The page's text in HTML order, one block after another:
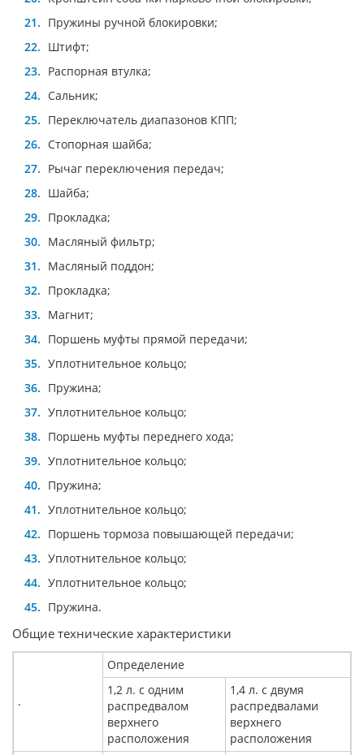
Пружины ручной блокировки;
Штифт;
Распорная втулка;
Сальник;
Переключатель диапазонов КПП;
Стопорная шайба;
Рычаг переключения передач;
Шайба;
Прокладка;
Масляный фильтр;
Масляный поддон;
Прокладка;
Магнит;
Поршень муфты прямой передачи;
Уплотнительное кольцо;
Пружина;
Уплотнительное кольцо;
Поршень муфты переднего хода;
Уплотнительное кольцо;
Пружина;
Уплотнительное кольцо;
Поршень тормоза повышающей передачи;
Уплотнительное кольцо;
Уплотнительное кольцо;
Пружина.
Общие технические характеристики
.
Определение
1,2 л. с одним
распредвалом
верхнего
расположения
1,4 л. с двумя
распредвалами
верхнего
расположения